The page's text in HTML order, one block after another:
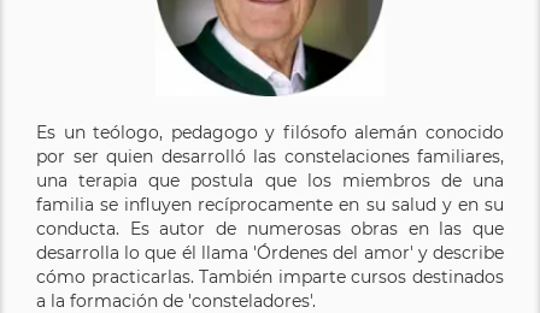
Es un teólogo, pedagogo y filósofo alemán conocido
por ser quien desarrolló las constelaciones familiares,
una terapia que postula que los miembros de una
familia se influyen recíprocamente en su salud y en su
conducta. Es autor de numerosas obras en las que
desarrolla lo que él llama 'Órdenes del amor' y describe
cómo practicarlas. También imparte cursos destinados
a la formación de 'consteladores'.